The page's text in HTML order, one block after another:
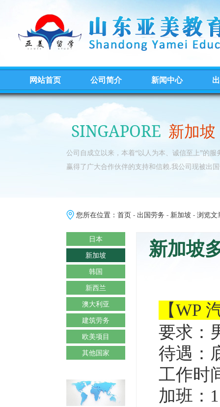
网站首页 公司简介 新闻中心
SINGAPORE 新加坡
公司自成立以来，本着“以人为本、诚信至上”的
赢得了广大合作伙伴的支持和信赖.我公司现被出
您所在位置： 首页 - 出国劳务 - 新加坡 - 浏览文
日本
新加坡
韩国
新西兰
澳大利亚
建筑劳务
欧美项目
其他国家
新加坡
【WP
要求：
待遇：
工作时
加班：